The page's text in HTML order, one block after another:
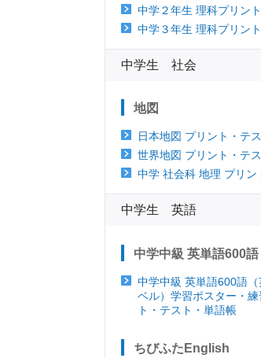
中学２年生 理科プリント
中学３年生 理科プリント
中学生 社会
地図
日本地図 プリント・テ
世界地図 プリント・テ
中学 社会科 地理 プリン
中学生 英語
中学中級 英単語600語
中学中級 英単語600語
ベル）学習ポスター・練
ト・テスト・単語帳
ちびふたEnglish